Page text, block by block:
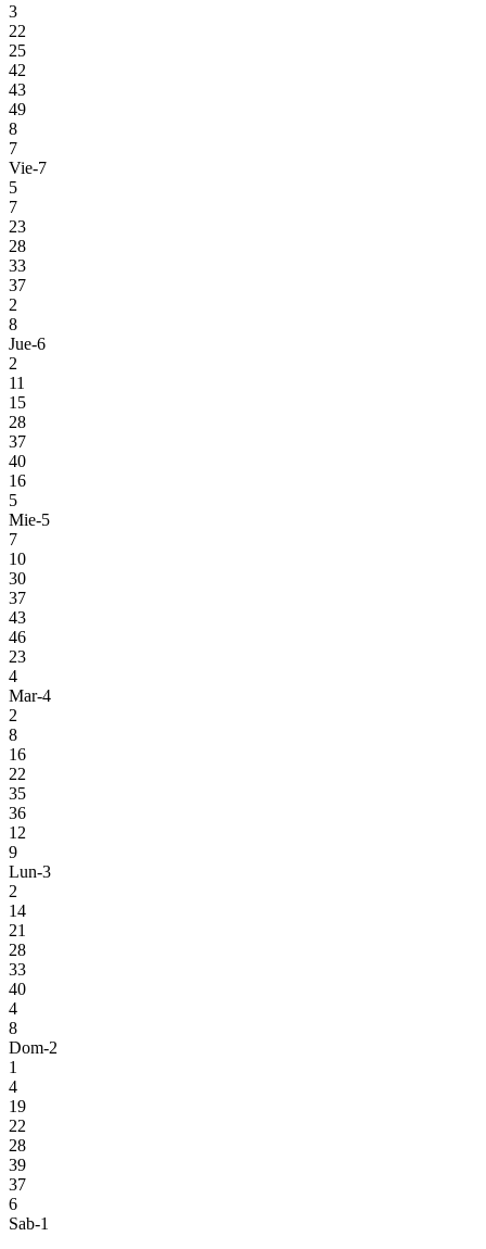
3
22
25
42
43
49
8
7
Vie-7
5
7
23
28
33
37
2
8
Jue-6
2
11
15
28
37
40
16
5
Mie-5
7
10
30
37
43
46
23
4
Mar-4
2
8
16
22
35
36
12
9
Lun-3
2
14
21
28
33
40
4
8
Dom-2
1
4
19
22
28
39
37
6
Sab-1